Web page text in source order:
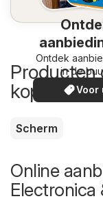
Ontdek
in de
Voor
Producten
kopen
Scherm
Online
Electronica